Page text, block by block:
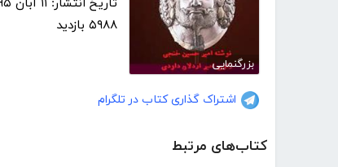
بزرگنمایی
تاریخ انتشار: ۱۱ آبان ۱۳۹۵
۵۹۸۸ بازدید
اشتراک گذاری کتاب در تلگرام
کتاب‌های مرتبط